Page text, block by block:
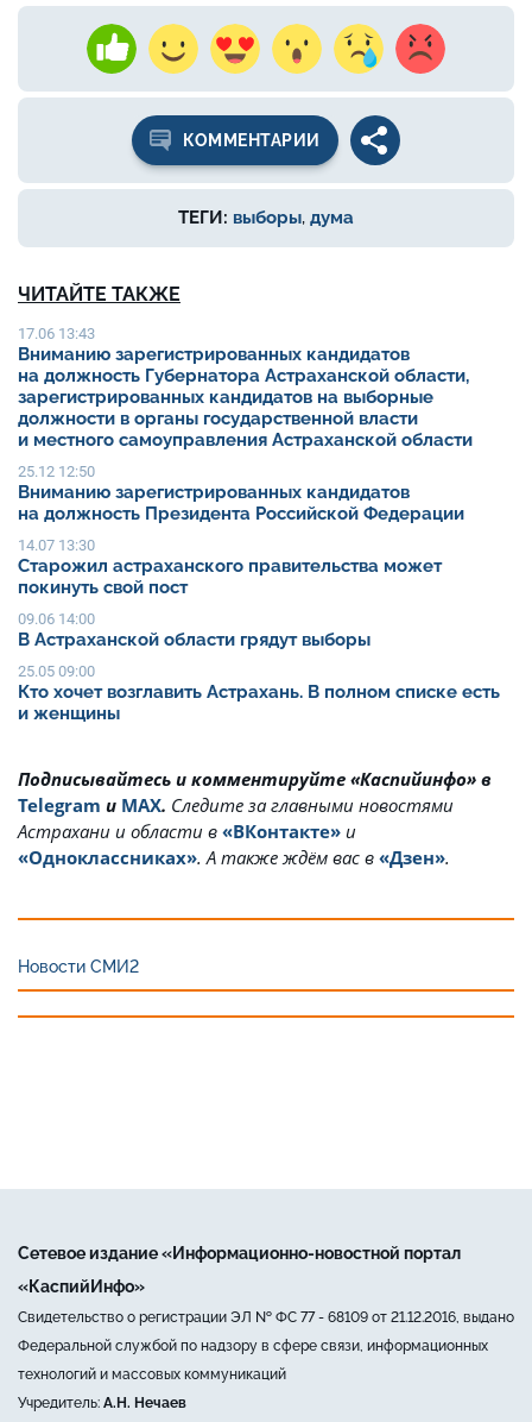
КОММЕНТАРИИ
ТЕГИ: выборы, дума
ЧИТАЙТЕ ТАКЖЕ
17.06 13:43
Вниманию зарегистрированных кандидатов
на должность Губернатора Астраханской области,
зарегистрированных кандидатов на выборные
должности в органы государственной власти
и местного самоуправления Астраханской области
25.12 12:50
Вниманию зарегистрированных кандидатов
на должность Президента Российской Федерации
14.07 13:30
Старожил астраханского правительства может
покинуть свой пост
09.06 14:00
В Астраханской области грядут выборы
25.05 09:00
Кто хочет возглавить Астрахань. В полном списке есть
и женщины
Подписывайтесь и комментируйте «Каспийинфо» в
Telegram и MAX. Cледите за главными новостями
Астрахани и области в «ВКонтакте» и
«Одноклассниках». А также ждём вас в «Дзен».
Новости СМИ2
Сетевое издание «Информационно-новостной портал
«КаспийИнфо»
Свидетельство о регистрации ЭЛ № ФС 77 - 68109 от 21.12.2016, выдано
Федеральной службой по надзору в сфере связи, информационных
технологий и массовых коммуникаций
Учредитель: А.Н. Нечаев